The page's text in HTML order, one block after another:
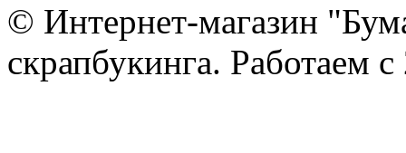
© Интернет-магазин
скрапбукинга. Работаем с